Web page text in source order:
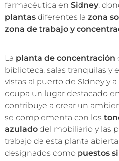
farmacéutica en Sidney,
plantas diferentes la zona
zona de trabajo y
La planta de concentración
biblioteca, salas tranquilas y
vistas al puerto de Sídney y a
ocupa un lugar destacado
contribuye a crear un
se complementa con los
azulado del mobiliario y las
trabajo de esta planta
designados como puestos